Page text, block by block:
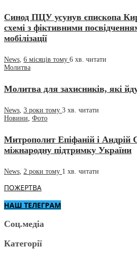
Синод ПЦУ усунув єпископа
схемі з фіктивними
мобілізації
News 6 місяців тому 6 хв. читати
Молитва
Молитва для захисників, які
News 3 роки тому 3 хв. читати
Новини Фото
Митрополит Епіфаній і Андрій
міжнародну підтримку України
News 2 роки тому 1 хв. читати
ПОЖЕРТВА
НАШ ТЕЛЕГРАМ
Соц.медіа
Категорії